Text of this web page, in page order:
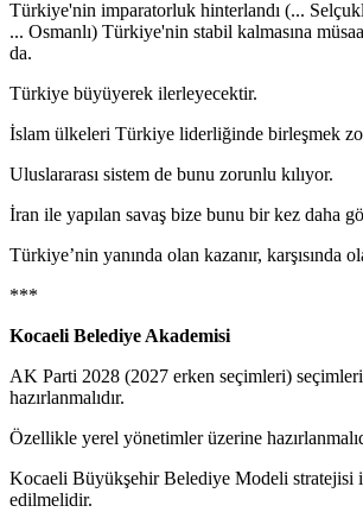
Türkiye'nin imparatorluk hinterlandı (...
... Osmanlı) Türkiye'nin stabil kalmasına
da.
Türkiye büyüyerek ilerleyecektir.
İslam ülkeleri Türkiye liderliğinde birleşmek
Uluslararası sistem de bunu zorunlu kılıyor.
İran ile yapılan savaş bize bunu bir kez daha
Türkiye’nin yanında olan kazanır, karşısında
***
Kocaeli Belediye Akademisi
AK Parti 2028 (2027 erken seçimleri)
hazırlanmalıdır.
Özellikle yerel yönetimler üzerine
Kocaeli Büyükşehir Belediye Modeli stratejisi
edilmelidir.